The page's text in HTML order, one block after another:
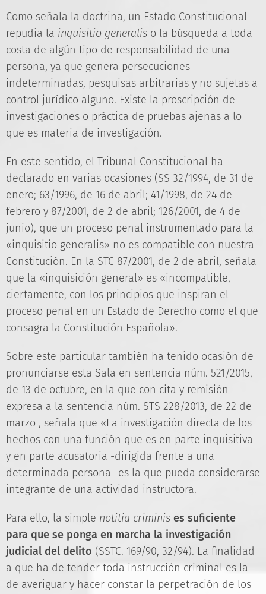
Como señala la doctrina, un Estado Constitucional
repudia la inquisitio generalis o la búsqueda a toda
costa de algún tipo de responsabilidad de una
persona, ya que genera persecuciones
indeterminadas, pesquisas arbitrarias y no sujetas a
control jurídico alguno. Existe la proscripción de
investigaciones o práctica de pruebas ajenas a lo
que es materia de investigación.
En este sentido, el Tribunal Constitucional ha
declarado en varias ocasiones (SS 32/1994, de 31 de
enero; 63/1996, de 16 de abril; 41/1998, de 24 de
febrero y 87/2001, de 2 de abril; 126/2001, de 4 de
junio), que un proceso penal instrumentado para la
«inquisitio generalis» no es compatible con nuestra
Constitución. En la STC 87/2001, de 2 de abril, señala
que la «inquisición general» es «incompatible,
ciertamente, con los principios que inspiran el
proceso penal en un Estado de Derecho como el que
consagra la Constitución Española».
Sobre este particular también ha tenido ocasión de
pronunciarse esta Sala en sentencia núm. 521/2015,
de 13 de octubre, en la que con cita y remisión
expresa a la sentencia núm. STS 228/2013, de 22 de
marzo , señala que «La investigación directa de los
hechos con una función que es en parte inquisitiva
y en parte acusatoria -dirigida frente a una
determinada persona- es la que pueda considerarse
integrante de una actividad instructora.
Para ello, la simple notitia criminis es suficiente
para que se ponga en marcha la investigación
judicial del delito (SSTC. 169/90, 32/94). La finalidad
a que ha de tender toda instrucción criminal es la
de averiguar y hacer constar la perpetración de los